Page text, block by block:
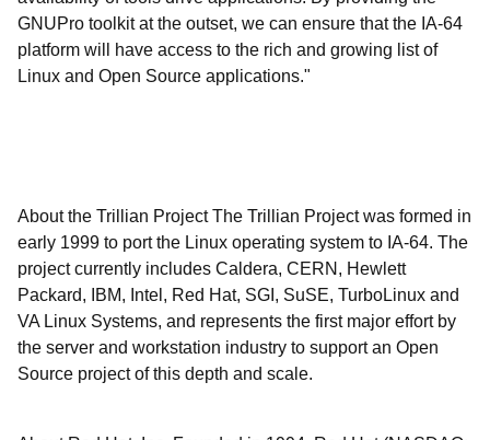
GNUPro toolkit at the outset, we can ensure that the IA-64
platform will have access to the rich and growing list of
Linux and Open Source applications."
About the Trillian Project The Trillian Project was formed in
early 1999 to port the Linux operating system to IA-64. The
project currently includes Caldera, CERN, Hewlett
Packard, IBM, Intel, Red Hat, SGI, SuSE, TurboLinux and
VA Linux Systems, and represents the first major effort by
the server and workstation industry to support an Open
Source project of this depth and scale.